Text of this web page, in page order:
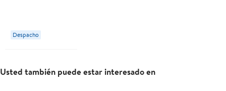
Despacho
Usted también puede estar interesado en